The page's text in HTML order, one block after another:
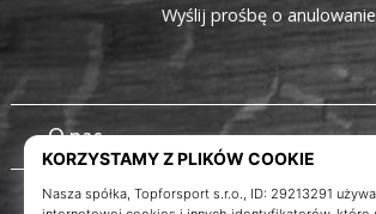
O nas
Obsługa klienta
Wyślij prośbę o anulowanie